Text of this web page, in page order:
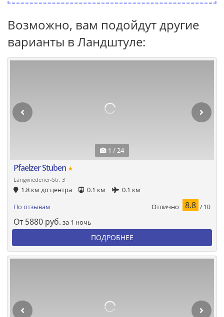
Возможно, вам подойдут другие
варианты в Ландштуле:
1 / 24
Pfaelzer Stuben ★
Langwiedener-Str. 3
1.8 км до центра 0.1 км
0.1 км
По отзывам
Отлично 8.8 / 10
От 5880 руб. за 1 ночь
ПОДРОБНЕЕ